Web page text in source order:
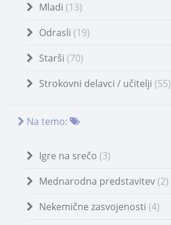
Mladi (13)
Odrasli (19)
Starši (70)
Strokovni delavci / učitelji (55)
Na temo:
Igre na srečo (3)
Mednarodna predstavitev (2)
Nekemične zasvojenosti (4)